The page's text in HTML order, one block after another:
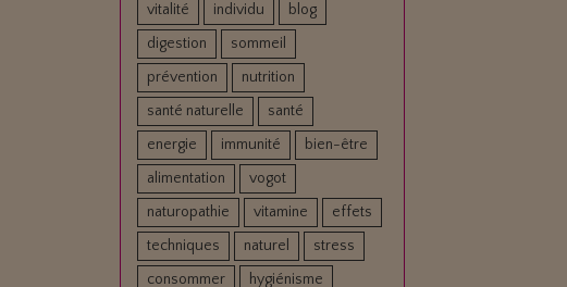
vitalité individu
blog
digestion
sommeil
prévention
nutrition
santé naturelle
santé
energie
immunité
bien-être
alimentation
vogot
naturopathie
vitamine
effets
techniques
naturel
stress
consommer
hygiénisme